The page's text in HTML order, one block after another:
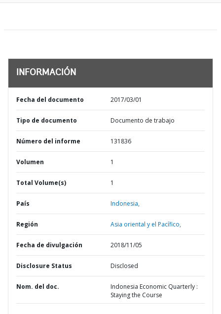
INFORMACIÓN
Fecha del documento 2017/03/01
Tipo de documento Documento de trabajo
Número del informe 131836
Volumen 1
Total Volume(s) 1
País Indonesia,
Región Asia oriental y el Pacífico,
Fecha de divulgación 2018/11/05
Disclosure Status Disclosed
Nom. del doc.
Indonesia Economic Quarterly :
Staying the Course